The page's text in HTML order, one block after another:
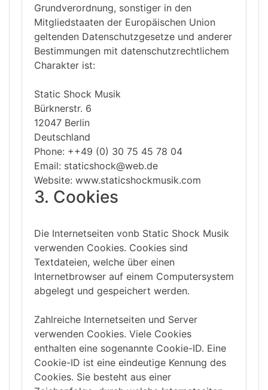
Grundverordnung, sonstiger in den
Mitgliedstaaten der Europäischen Union
geltenden Datenschutzgesetze und anderer
Bestimmungen mit datenschutzrechtlichem
Charakter ist:
Static Shock Musik
Bürknerstr. 6
12047 Berlin
Deutschland
Phone: ++49 (0) 30 75 45 78 04
Email: staticshock@web.de
Website: www.staticshockmusik.com
3. Cookies
Die Internetseiten vonb Static Shock Musik
verwenden Cookies. Cookies sind
Textdateien, welche über einen
Internetbrowser auf einem Computersystem
abgelegt und gespeichert werden.
Zahlreiche Internetseiten und Server
verwenden Cookies. Viele Cookies
enthalten eine sogenannte Cookie-ID. Eine
Cookie-ID ist eine eindeutige Kennung des
Cookies. Sie besteht aus einer